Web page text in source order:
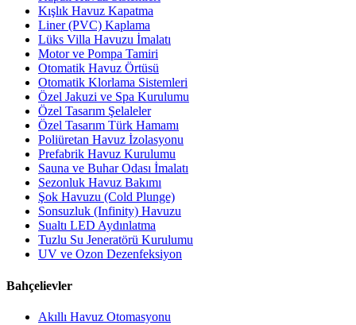
Kışlık Havuz Kapatma
Liner (PVC) Kaplama
Lüks Villa Havuzu İmalatı
Motor ve Pompa Tamiri
Otomatik Havuz Örtüsü
Otomatik Klorlama Sistemleri
Özel Jakuzi ve Spa Kurulumu
Özel Tasarım Şelaleler
Özel Tasarım Türk Hamamı
Poliüretan Havuz İzolasyonu
Prefabrik Havuz Kurulumu
Sauna ve Buhar Odası İmalatı
Sezonluk Havuz Bakımı
Şok Havuzu (Cold Plunge)
Sonsuzluk (Infinity) Havuzu
Sualtı LED Aydınlatma
Tuzlu Su Jeneratörü Kurulumu
UV ve Ozon Dezenfeksiyon
Bahçelievler
Akıllı Havuz Otomasyonu